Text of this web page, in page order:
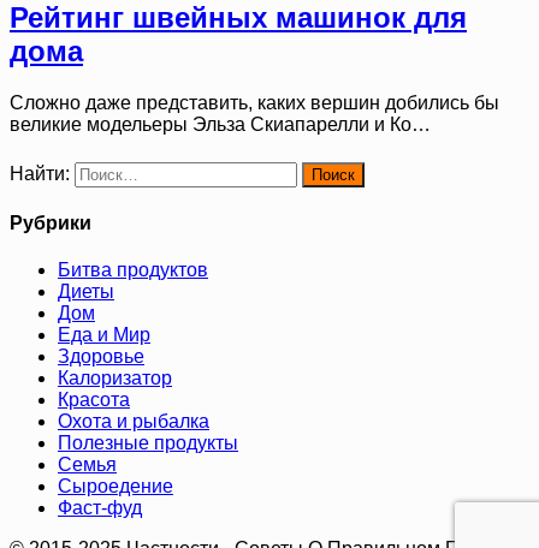
Рейтинг швейных машинок для
дома
Сложно даже представить, каких вершин добились бы
великие модельеры Эльза Скиапарелли и Ко…
Найти:
Рубрики
Битва продуктов
Диеты
Дом
Еда и Мир
Здоровье
Калоризатор
Красота
Охота и рыбалка
Полезные продукты
Семья
Сыроедение
Фаст-фуд